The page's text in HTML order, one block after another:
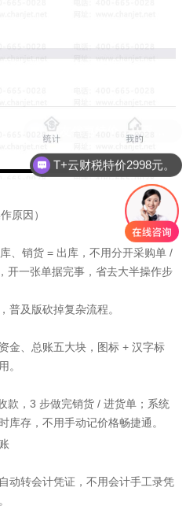
原因）
、销货 = 出库，不用分开采购单 /
开一张单据完事，省去大半操作步
普及版砍掉复杂流程。
金、总账五大块，图标 + 汉字标
。
，3 步做完销货 / 进货单；系统
库存，不用手动记价格畅捷通。
动转会计凭证，不用会计手工录凭
T+云财税特价2998元。